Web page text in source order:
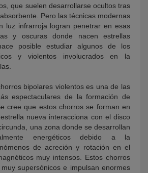
que suelen desarrollarse ocultos tras
Pero las técnicas modernas
luz infrarroja logran penetrar en esas
y oscuras donde nacen estrellas
posible estudiar algunos de los
y violentos involucrados en la
bipolares violentos es una de las
espectaculares de la formación de
cree que estos chorros se forman en
nueva interacciona con el disco
una zona donde se desarrollan
energéticos debido a la
de acreción y rotación en el
muy intensos. Estos chorros
supersónicos e impulsan enormes